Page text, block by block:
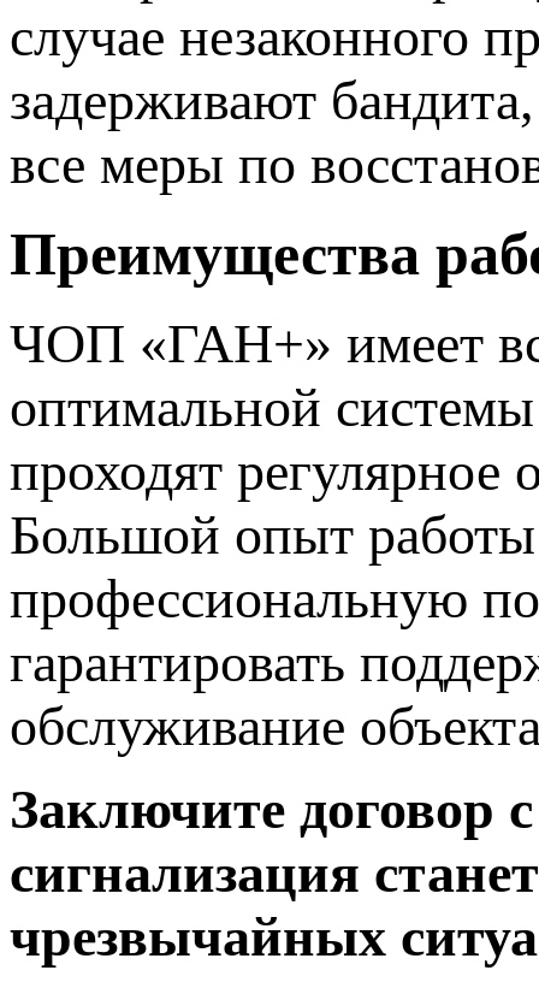
случае незаконного
задерживают
все меры по
Преимущества
ЧОП «ГАН+» имеет
оптимальной
проходят
Большой опыт работы
профессиональную
гарантировать
обслуживание
Заключите
сигнализация
чрезвычайных